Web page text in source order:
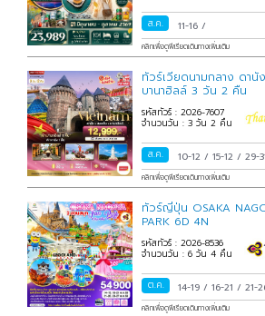
ส.ค. 11-16/
คลิกเพื่อดูพีเรียดเดินทางเพิ่มเติม
ทัวร์เวียดนามกลาง ดา
บานาฮิลล์ 3 วัน 2 คืน
รหัสทัวร์ : 2026-7607
จำนวนวัน : 3 วัน 2 คืน
ส.ค. 10-12/15-12/29-
คลิกเพื่อดูพีเรียดเดินทางเพิ่มเติม
ทัวร์ญี่ปุ่น OSAKA
PARK 6D 4N
รหัสทัวร์ : 2026-8536
จำนวนวัน : 6 วัน 4 คืน
ต.ค. 14-19/16-21/21-
คลิกเพื่อดูพีเรียดเดินทางเพิ่มเติม